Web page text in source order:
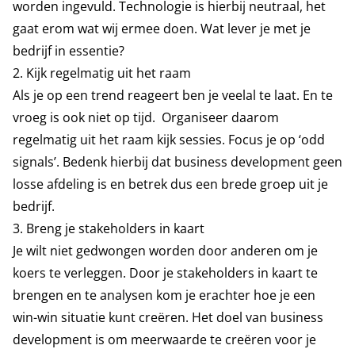
worden ingevuld. Technologie is hierbij neutraal, het
gaat erom wat wij ermee doen. Wat lever je met je
bedrijf in essentie?
2. Kijk regelmatig uit het raam
Als je op een trend reageert ben je veelal te laat. En te
vroeg is ook niet op tijd. Organiseer daarom
regelmatig uit het raam kijk sessies. Focus je op ‘odd
signals’. Bedenk hierbij dat business development geen
losse afdeling is en betrek dus een brede groep uit je
bedrijf.
3. Breng je stakeholders in kaart
Je wilt niet gedwongen worden door anderen om je
koers te verleggen. Door je stakeholders in kaart te
brengen en te analysen kom je erachter hoe je een
win-win situatie kunt creëren. Het doel van business
development is om meerwaarde te creëren voor je